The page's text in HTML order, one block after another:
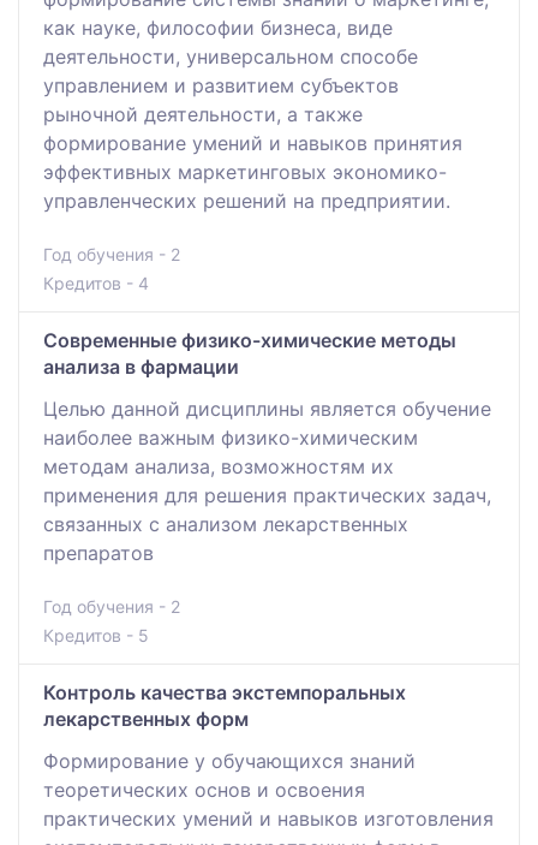
как науке, философии бизнеса, виде
деятельности, универсальном способе
управлением и развитием субъектов
рыночной деятельности, а также
формирование умений и навыков принятия
эффективных маркетинговых экономико-
управленческих решений на предприятии.
Год обучения - 2
Кредитов - 4
Современные физико-химические методы
анализа в фармации
Целью данной дисциплины является обучение
наиболее важным физико-химическим
методам анализа, возможностям их
применения для решения практических задач,
связанных с анализом лекарственных
препаратов
Год обучения - 2
Кредитов - 5
Контроль качества экстемпоральных
лекарственных форм
Формирование у обучающихся знаний
теоретических основ и освоения
практических умений и навыков изготовления